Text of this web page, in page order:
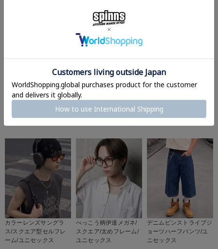
黒縁大きめフレーム伊達
メガネ/ボスリントン/ユ
ニセックス
メタルフレームソフトス
クエア型伊達メガネ/ユ
ニセックス/韓国・ギー
クシック
¥1,650
細フレームボストン型伊
達メガネ/UVカット/ユニ
¥ 1,320
カラーレンズサングラ
ス/スクエア型セルフレ
ーム/ユニセックス
べっこう柄伊達メガネ/
スクエア/太めフレーム/
ユニセックス
デニムピンストライプジ
ョーツハーフパンツ/ユ
ニセックス